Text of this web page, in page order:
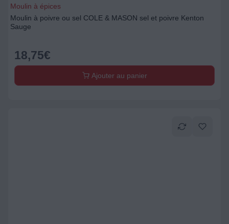
Moulin à épices
Moulin à poivre ou sel COLE & MASON sel et poivre Kenton
Sauge
18,75€
Ajouter au panier